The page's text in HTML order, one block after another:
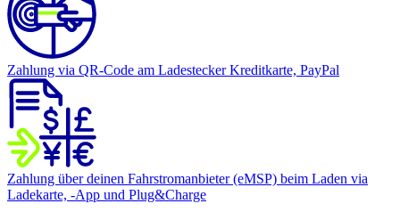
Zahlung via QR-Code am Ladestecker Kreditkarte, PayPal
Zahlung über deinen Fahrstromanbieter (eMSP) beim Laden via
Ladekarte, -App und Plug&Charge